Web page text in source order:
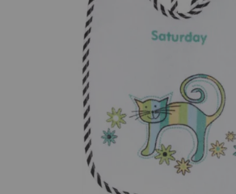
изображенията